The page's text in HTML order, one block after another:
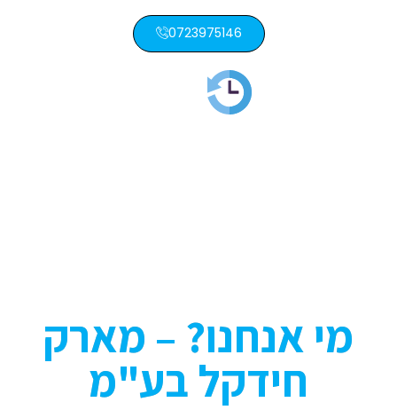
0723975146
מי אנחנו? – מארק
חידקל בע"מ